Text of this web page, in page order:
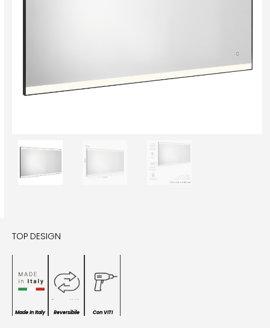
TOP DESIGN
Made In Italy Reversibile Con VITI